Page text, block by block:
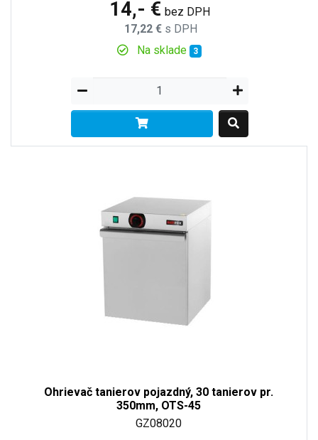
14,- € bez DPH
17,22 € s DPH
Na sklade 3
Ohrievač tanierov pojazdný, 30 tanierov pr.
350mm, OTS-45
GZ08020